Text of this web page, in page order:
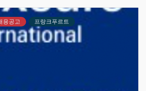
용공고 프랑크푸르트